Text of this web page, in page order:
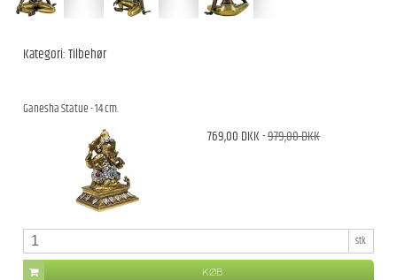
Kategori:Tilbehør
Ganesha Statue - 14 cm.
769,00 DKK-979,00 DKK
stk.
KØB